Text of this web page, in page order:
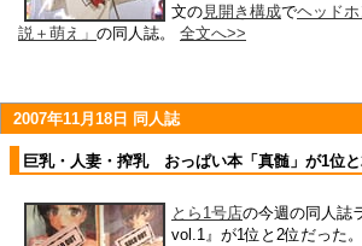
文の見開き構成でヘッド
説＋萌え」 の同人誌。 全文へ>>
2007年11月18日 同人誌
巨乳・人妻・搾乳 おっぱい本「真髄」が1位
とら1号店の今週の同人誌
vol.1』が1位と2位だった